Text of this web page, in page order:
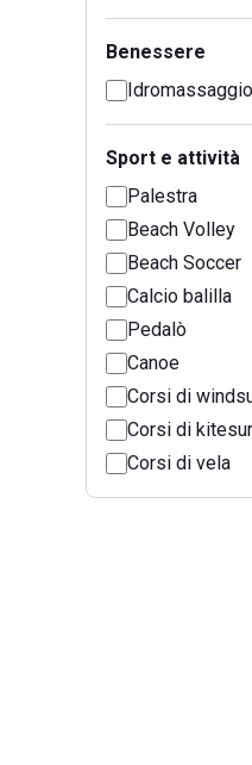
Benessere
Idromassaggio
Sport e attività
Palestra
Beach Volley
Beach Soccer
Calcio balilla
Pedalò
Canoe
Corsi di
Corsi di
Corsi di vela